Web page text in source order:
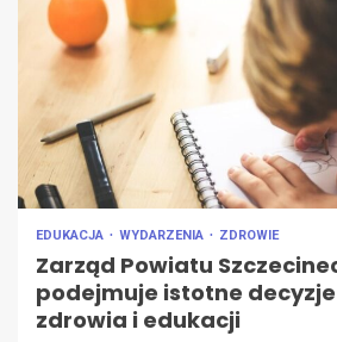
EDUKACJA WYDARZENIA ZDROWIE
Zarząd Powiatu
podejmuje istotne
zdrowia i edukacji